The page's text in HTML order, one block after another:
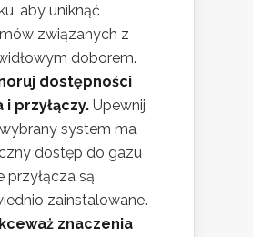
aby uniknąć
związanych z
doborem.
dostępności
i przyłączy. Upewnij
system ma
dostęp do gazu
przyłącza są
zainstalowane.
znaczenia